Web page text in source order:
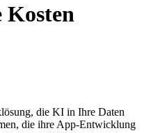
Kosten
die KI in Ihre Daten
die ihre App-Entwicklung